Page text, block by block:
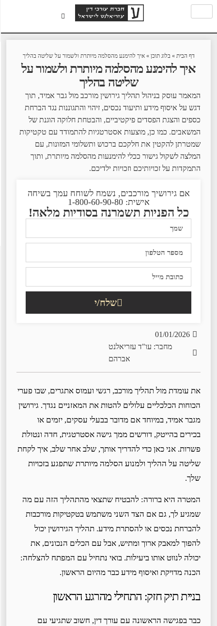
דף הבית»בלוג תוכן»איך להימנע מהסלמה מיותרת ולשמור על שליטה בהליך
איך להימנע מהסלמה מיותרת ולשמור על
שליטה בהליך
המאמר עוסק בניהול תהליך גירושין מורכב מול גבר אמיד, תוך
דגש על איסוף מידע ותיעוד נכסים, זיהוי והתגוננות נגד הברחת
כספים והצגת הפסדים פיקטיביים, והבטחת חלוקה הוגנת של
המשאבים. כמו כן, מוצעות אסטרטגיות להתמודד עם טקטיקות
שמטרתן להקטין את חלקכם ברכוש ותשלומי המזונות, עם
המלצה לשקול גישור ככלי להימנעות מהסלמה מיותרת, ותוך
התמקדות על זכויותיכם וזכויות ילדיכם.
אם גירושיך מורכבים, נשמח לשוחח עמך בשיחה
אישית: 1-800-60-90-80
כל הפניות תשמרנה בסודיות מלאה!
שלח/י
01/01/2026
מחבר: עו"ד עזריאלנט
אברהם
את עומדת מול תהליך מורכב, רגשי ועמוס אתגרים, שבו פערי
הכוחות הכלכליים עלולים להטות את המאזניים נגדך. גירושין
מגבר אמיד, במיוחד אם מדובר בבעלי עסקים, יזמים או
בכירים בהייטק, דורשים ממך גישה אסטרטגית, חדה ונטולת
פשרות. אני כאן כדי להדריך אותך, שלב אחר שלב, איך לקחת
שליטה על ההליך ולמנוע הסלמה מיותרת שתפגע בזכויות
שלך.
המטרה היא ברורה: להבטיח שתצאי מהתהליך הזה עם מה
שמגיע לך, גם אם הצד השני משתמש בטקטיקות מורכבות
להברחת נכסים או להסתרת מידע. תהליך הגירושין יכול
להפוך למאבק ארוך ומתיש, אבל עם הכלים הנכונים, את
יכולה לנווט אותו ביעילות. בואי נתחיל עם המפתח להצלחה:
הכנה מדויקת ואיסוף מידע כבר מהיום הראשון.
בניית תיק חזק: התחילי מהרגע הראשון
כבר בפגישה הראשונה עם עורך דין, חשוב שתגיעי עם